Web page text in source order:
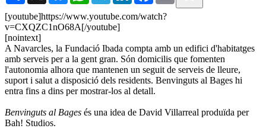
[youtube]https://www.youtube.com/watch?
v=CXQZC1nO68A[/youtube]
[nointext]
A Navarcles, la Fundació Ibada compta amb un edifici d'habitatges
amb serveis per a la gent gran. Són domicilis que fomenten
l'autonomia alhora que mantenen un seguit de serveis de lleure,
suport i salut a disposició dels residents. Benvinguts al Bages hi
entra fins a dins per mostrar-los al detall.
Benvinguts al Bages és una idea de David Villarreal produïda per
Bah! Studios.